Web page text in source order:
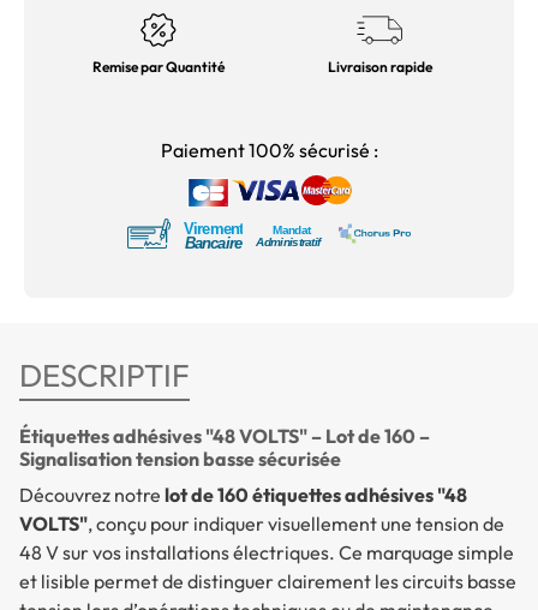
Remise par Quantité Livraison rapide
Paiement 100% sécurisé :
DESCRIPTIF
Étiquettes adhésives "48 VOLTS" – Lot de 160 –
Signalisation tension basse sécurisée
Découvrez notre lot de 160 étiquettes adhésives "48
VOLTS", conçu pour indiquer visuellement une tension de
48 V sur vos installations électriques. Ce marquage simple
et lisible permet de distinguer clairement les circuits basse